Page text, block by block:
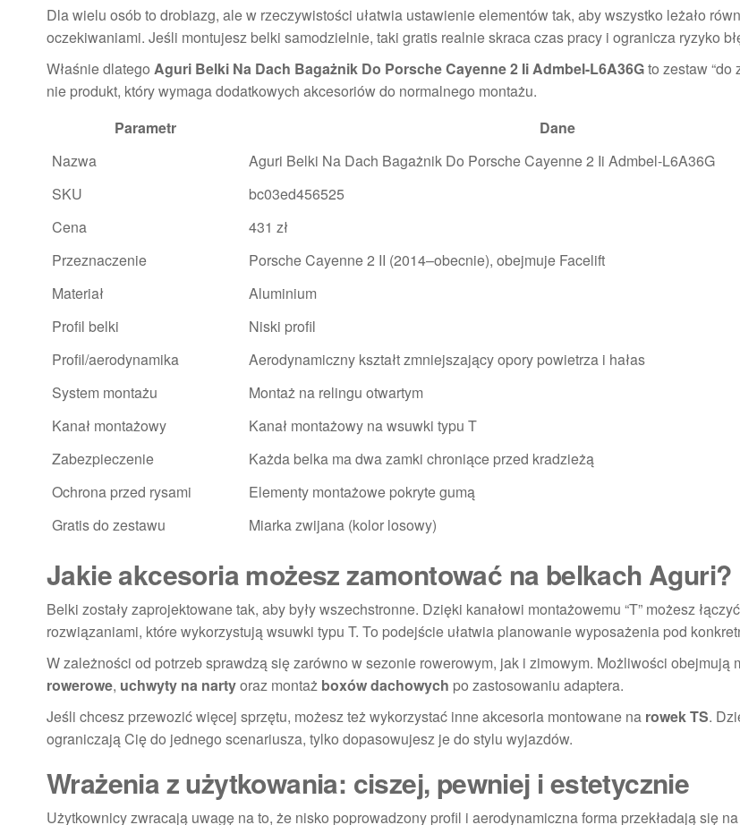
Dla wielu osób to drobiazg, ale w rzeczywistości ułatwia ustawienie elementów tak, aby wszystko leżało
oczekiwaniami. Jeśli montujesz belki samodzielnie, taki gratis realnie skraca czas pracy i ogranicza ryzyko
Właśnie dlatego Aguri Belki Na Dach Bagażnik Do Porsche Cayenne 2 Ii Admbel-L6A36Gto zestaw “do
nie produkt, który wymaga dodatkowych akcesoriów do normalnego montażu.
Parametr
Dane
Nazwa
Aguri Belki Na Dach Bagażnik Do Porsche Cayenne 2 Ii Admbel-L6A36G
SKU
bc03ed456525
Cena
431 zł
Przeznaczenie
Porsche Cayenne 2 II (2014–obecnie), obejmuje Facelift
Materiał
Aluminium
Profil belki
Niski profil
Profil/aerodynamika
Aerodynamiczny kształt zmniejszający opory powietrza i hałas
System montażu
Montaż na relingu otwartym
Kanał montażowy
Kanał montażowy na wsuwki typu T
Zabezpieczenie
Każda belka ma dwa zamki chroniące przed kradzieżą
Ochrona przed rysami
Elementy montażowe pokryte gumą
Gratis do zestawu
Miarka zwijana (kolor losowy)
Jakie akcesoria możesz zamontować na belkach Aguri?
Belki zostały zaprojektowane tak, aby były wszechstronne. Dzięki kanałowi montażowemu “T” możesz
rozwiązaniami, które wykorzystują wsuwki typu T. To podejście ułatwia planowanie wyposażenia pod
W zależności od potrzeb sprawdzą się zarówno w sezonie rowerowym, jak i zimowym. Możliwości obejmują
rowerowe, uchwyty na nartyoraz montaż boxów dachowych po zastosowaniu adaptera.
Jeśli chcesz przewozić więcej sprzętu, możesz też wykorzystać inne akcesoria montowane na rowek TS.
ograniczają Cię do jednego scenariusza, tylko dopasowujesz je do stylu wyjazdów.
Wrażenia z użytkowania: ciszej, pewniej i estetycznie
Użytkownicy zwracają uwagę na to, że nisko poprowadzony profil i aerodynamiczna forma przekładają się